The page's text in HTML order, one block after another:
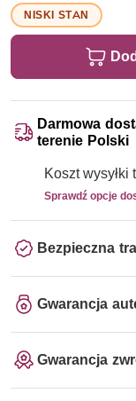
NISKI STAN
Darmowa
terenie Polski
Koszt wysyłki
Sprawdź opcje
Bezpieczna
Gwarancja
Gwarancja